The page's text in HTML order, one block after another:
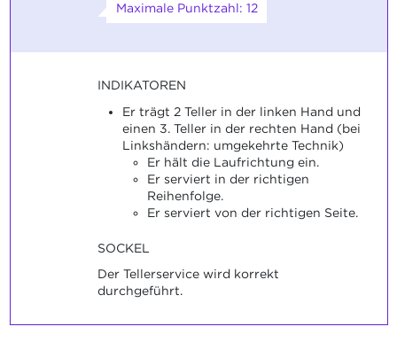
Maximale Punktzahl: 12
INDIKATOREN
Er trägt 2 Teller in der linken Hand und
einen 3. Teller in der rechten Hand (bei
Linkshändern: umgekehrte Technik)
Er hält die Laufrichtung ein.
Er serviert in der richtigen
Reihenfolge.
Er serviert von der richtigen Seite.
SOCKEL
Der Tellerservice wird korrekt
durchgeführt.